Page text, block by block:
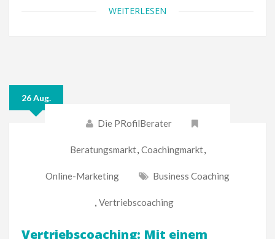
WEITERLESEN
26 Aug.
Die PRofilBerater
Beratungsmarkt, Coachingmarkt,
Online-Marketing Business Coaching
, Vertriebscoaching
Vertriebscoaching: Mit einem